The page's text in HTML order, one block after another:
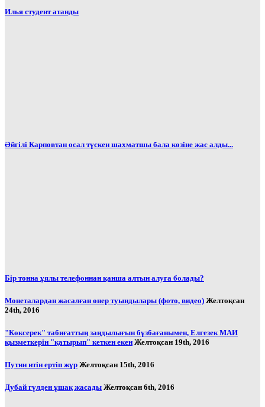
Илья студент атанды
Әйгілі Карповтан осал түскен шахматшы бала көзіне жас алды...
Бір тонна ұялы телефоннан қанша алтын алуға болады?
Монеталардан жасалған өнер туындылары (фото, видео) Желтоқсан
24th, 2016
"Көксерек" табиғаттың заңдылығын бұзбағанымен, Елгезек МАИ
қызметкерін "қатырып" кеткен екен Желтоқсан 19th, 2016
Путин итін ертіп жүр Желтоқсан 15th, 2016
Дубай гүлден ұшақ жасады Желтоқсан 6th, 2016